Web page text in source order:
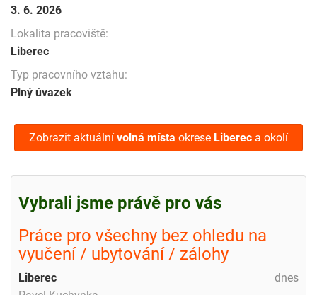
3. 6. 2026
Lokalita pracoviště:
Liberec
Typ pracovního vztahu:
Plný úvazek
Zobrazit aktuální volná místa okrese Liberec a okolí
Vybrali jsme právě pro vás
Práce pro všechny bez ohledu na
vyučení / ubytování / zálohy
dnes
Liberec